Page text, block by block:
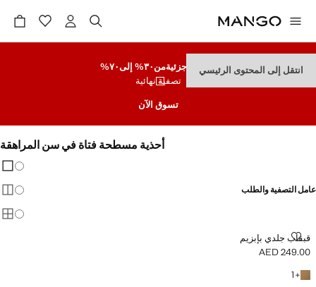
انتقل إلى المحتوى الرئيسيتنزيلات جزئيةمن٣٠% إلى٧٠%
تصفية نهائية
تسوق الآن
أحذية مسطحة فتاة في سن المراهقة
عامل التصفية والطلب
قبقاب جلدي بإبزيم
قبقاب جلدي بإبزيم
السعر الحالي [AED 249.00 ]
AED 249.00
+
1
+ لون آخر